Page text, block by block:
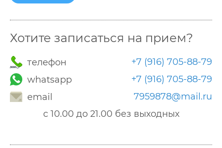
Хотите записаться на прием?
телефон
+7 (916) 705-88-79
whatsapp
+7 (916) 705-88-79
email
7959878@mail.ru
с 10.00 до 21.00 без выходных